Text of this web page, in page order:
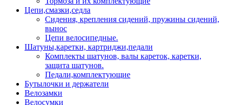
Цепи,смазки,седла
Сидения, крепления сидений, пружины сидений,
вынос
Цепи велосипедные.
Шатуны,каретки, картриджи,педали
Комплекты шатунов, валы кареток, каретки,
защита шатунов.
Педали,комплектующие
Бутылочки и держатели
Велозамки
Велосумки